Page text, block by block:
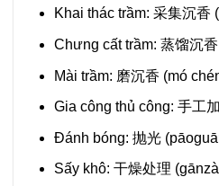
Khai thác trầm: 采集沉香
Chưng cất trầm: 蒸馏沉
Mài trầm: 磨沉香 (mó
Gia công thủ công: 手工
Đánh bóng: 抛光
Sấy khô: 干燥处理